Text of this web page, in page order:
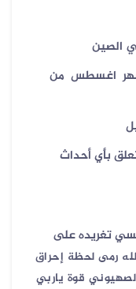
الصين
لشهر اغسطس من
بأي أحداث
تغريده على
رمى لحظة إحراق
قوة ياربي